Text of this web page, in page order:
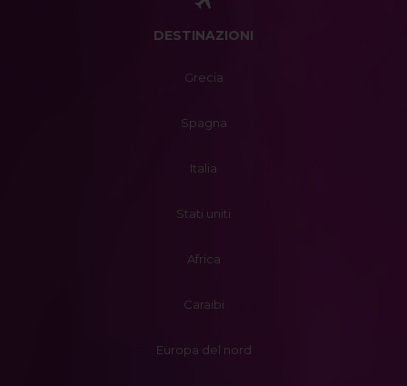
DESTINAZIONI
Grecia
Spagna
Italia
Stati uniti
Africa
Caraibi
Europa del nord